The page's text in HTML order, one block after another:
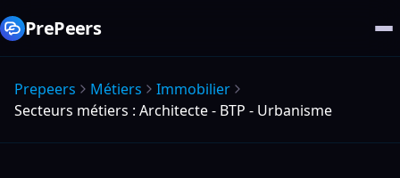
PrePeers
Prepeers Métiers
Immobilier
Secteurs métiers : Architecte - BTP - Urbanisme